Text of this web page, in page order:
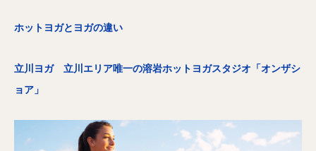
ホットヨガとヨガの違い
立川ヨガ 立川エリア唯一の溶岩ホットヨガスタジオ「オンザシ
ョア」